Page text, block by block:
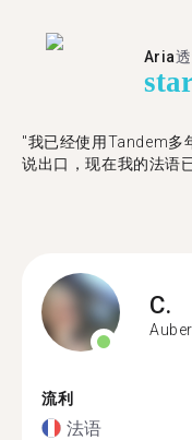
Aria
"​​我已经使用Tandem多
说出口，现在我的法语
C.
流利
法语